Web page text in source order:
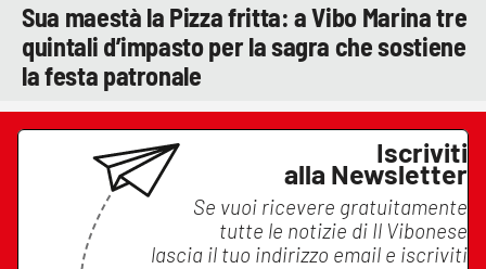
Sua maestà la Pizza fritta: a Vibo Marina tre
quintali d’impasto per la sagra che sostiene
la festa patronale
Iscriviti
alla Newsletter
Se vuoi ricevere gratuitamente
tutte le notizie di Il Vibonese
lascia il tuo indirizzo email e iscriviti